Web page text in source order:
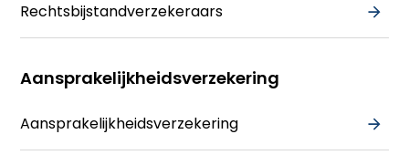
Rechtsbijstandverzekeraars
Aansprakelijkheidsverzekering
Aansprakelijkheidsverzekering